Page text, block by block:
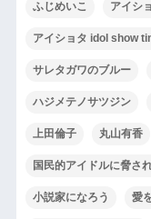
ふじめいこ アイシ
アイショタ idol show
サレタガワのブルー
ハジメテノサツジン
上田倫子 丸山有香
国民的アイドルに脅さ
小説家になろう 愛